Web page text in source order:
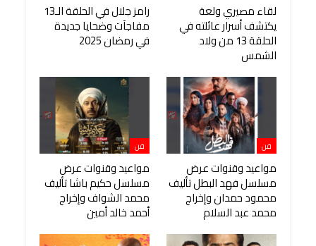
لقاء مصيري ولعة
يكتشف أسرار عائلته في
الحلقة 13 من ولاد
الشمس
رامز جلال في الحلقة الـ13
مفاجآت وضحايا جديدة
في رمضان 2025
فن
مواعيد وقنوات عرض
مسلسل فهد البطل تأليف
محمود حمدان وإخراج
محمد عبد السلام
فن
مواعيد وقنوات عرض
مسلسل حكيم باشا تأليف
محمد الشواف وإخراج
أحمد خالد أمين